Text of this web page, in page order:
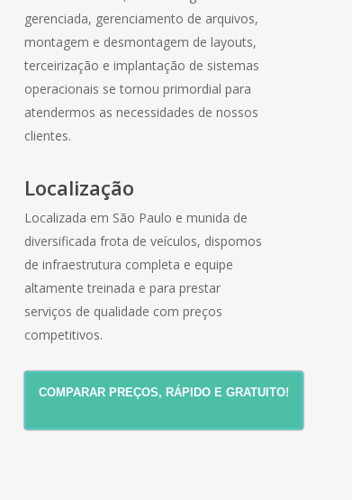
gerenciada, gerenciamento de arquivos,
montagem e desmontagem de layouts,
terceirização e implantação de sistemas
operacionais se tornou primordial para
atendermos as necessidades de nossos
clientes.
Localização
Localizada em São Paulo e munida de
diversificada frota de veículos, dispomos
de infraestrutura completa e equipe
altamente treinada e para prestar
serviços de qualidade com preços
competitivos.
COMPARAR PREÇOS, RÁPIDO E GRATUITO!